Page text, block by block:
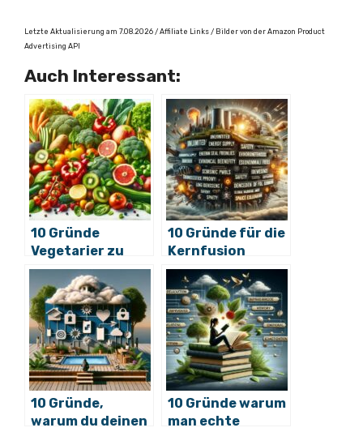
Letzte Aktualisierung am 7.08.2026 / Affiliate Links / Bilder von der Amazon Product
Advertising API
Auch Interessant:
10 Gründe
Vegetarier zu
werden
10 Gründe für die
Kernfusion
10 Gründe,
warum du deinen
10 Gründe warum
man echte